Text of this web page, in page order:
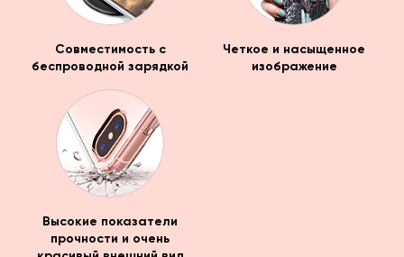
Совместимость с
беспроводной зарядкой
Четкое и насыщенное
изображение
Высокие показатели
прочности и очень